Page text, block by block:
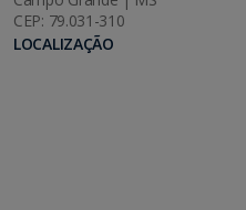
CEP: 79.031-310
LOCALIZAÇÃO